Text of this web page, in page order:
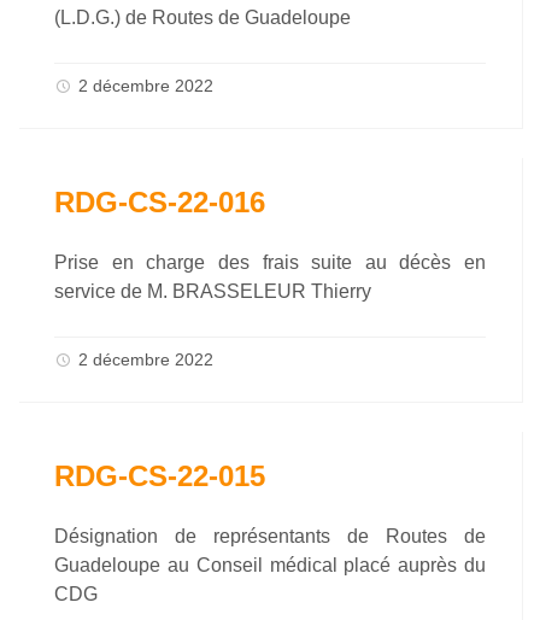
(L.D.G.) de Routes de Guadeloupe
2 décembre 2022
RDG-CS-22-016
Prise en charge des frais suite au décès en
service de M. BRASSELEUR Thierry
2 décembre 2022
RDG-CS-22-015
Désignation de représentants de Routes de
Guadeloupe au Conseil médical placé auprès du
CDG